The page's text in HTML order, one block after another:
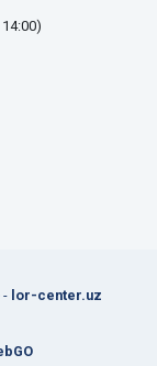
- lor-center.uz